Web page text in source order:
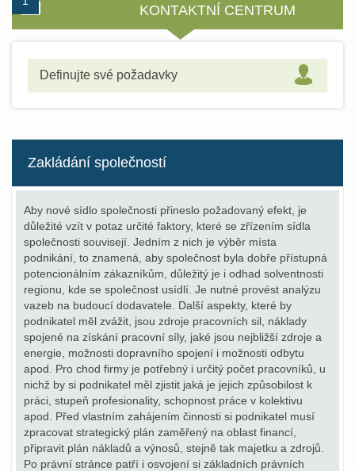
KONTAKTNÍ CENTRUM
Definujte své požadavky
Zakládání společností
Aby nové sídlo společnosti přineslo požadovaný efekt, je
důležité vzít v potaz určité faktory, které se zřízením sídla
společnosti souvisejí. Jedním z nich je výběr místa
podnikání, to znamená, aby společnost byla dobře přístupná
potencionálním zákazníkům, důležitý je i odhad solventnosti
regionu, kde se společnost usídlí. Je nutné provést analýzu
vazeb na budoucí dodavatele. Další aspekty, které by
podnikatel měl zvážit, jsou zdroje pracovních sil, náklady
spojené na získání pracovní síly, jaké jsou nejbližší zdroje a
energie, možnosti dopravního spojení i možnosti odbytu
apod. Pro chod firmy je potřebný i určitý počet pracovníků, u
nichž by si podnikatel měl zjistit jaká je jejich způsobilost k
práci, stupeň profesionality, schopnost práce v kolektivu
apod. Před vlastním zahájením činnosti si podnikatel musí
zpracovat strategický plán zaměřený na oblast financí,
připravit plán nákladů a výnosů, stejně tak majetku a zdrojů.
Po právní stránce patří i osvojení si základních právních